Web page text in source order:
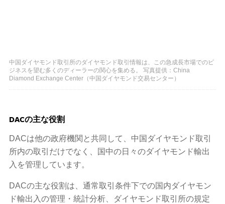
中国ダイヤモンド取引所のダイ​​ヤモンド取引情報は、この急成長市場でのビ
ジネスを望む多くのディーラーの関心を集める。 写真提供：China
Diamond Exchange Center（中国ダイヤモンド交易センター）
DACの主な役割
DACは他の政府機関と共同して、中国ダイヤモンド取引
所内の取引だけでなく、国中の日々のダイヤモンド輸出
入を管理しています。
DACの主な役割は、通常取引条件下での国内ダイヤモン
ド輸出入の管理・統計分析、ダイヤモンド取引所の規定